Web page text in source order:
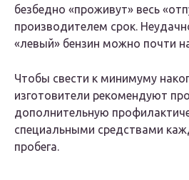
безбедно «проживут» весь
производителем срок.
«левый» бензин можно почти
Чтобы свести к минимуму
изготовители рекомендуют
дополнительную
специальными средствами
пробега.